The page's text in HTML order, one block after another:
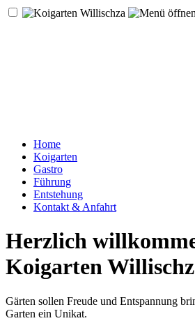
Home
Koigarten
Gastro
Führung
Entstehung
Kontakt & Anfahrt
Herzlich
Koigarten
Gärten sollen Freude und Entspannung
Garten ein Unikat.